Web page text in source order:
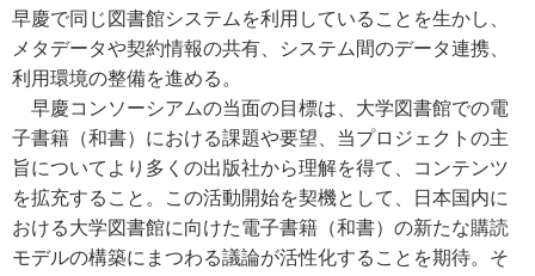
早慶で同じ図書館システムを利用していることを生かし、
メタデータや契約情報の共有、システム間のデータ連携、
利用環境の整備を進める。
早慶コンソーシアムの当面の目標は、大学図書館での電
子書籍（和書）における課題や要望、当プロジェクトの主
旨についてより多くの出版社から理解を得て、コンテンツ
を拡充すること。この活動開始を契機として、日本国内に
おける大学図書館に向けた電子書籍（和書）の新たな購読
モデルの構築にまつわる議論が活性化することを期待。そ